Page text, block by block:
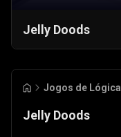
Jelly Doods
Jogos de Lógica
Jelly Doods